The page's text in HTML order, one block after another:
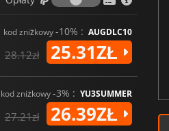
kod zniżkowy-10% : AUGDLC10
28.12zł 25.31ZŁ
kod zniżkowy-3% : YU3SUMMER
27.21zł 26.39ZŁ